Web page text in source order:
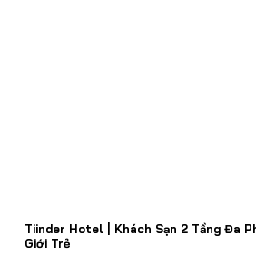
Tiinder Hotel | Khách Sạn 2 Tầng Đa
Giới Trẻ